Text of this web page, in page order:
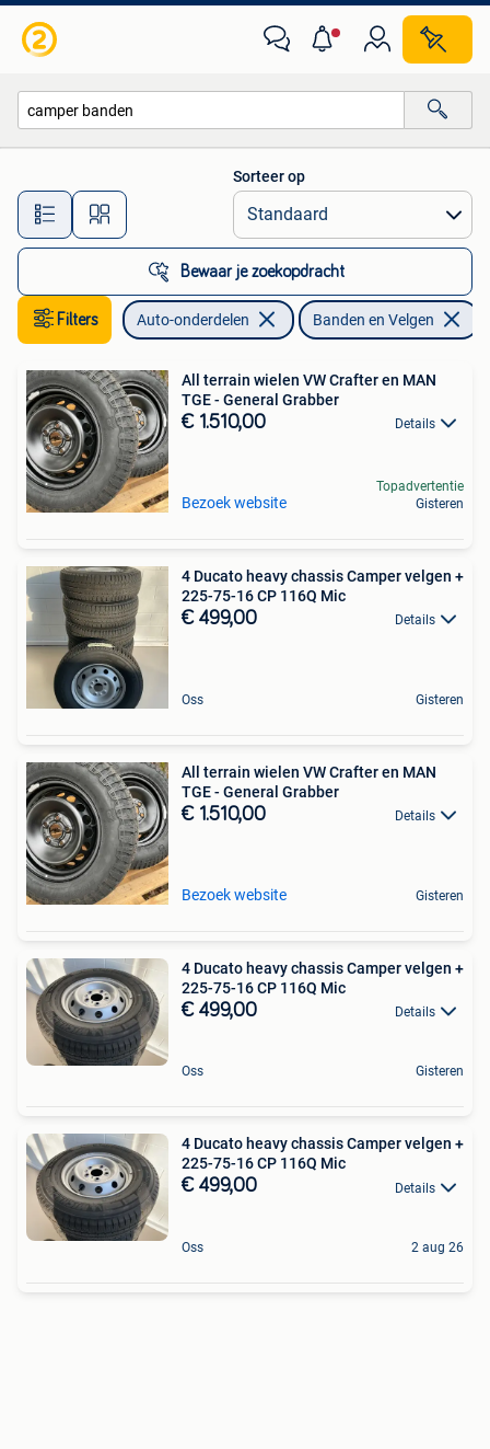
Alle afstanden…
Sorteer op
Bewaar je zoekopdracht
Filters Auto-onderdelen Banden en Velgen
All terrain wielen VW Crafter en MAN
TGE - General Grabber
€ 1.510,00 Details
Bezoek website
Topadvertentie
Gisteren
4 Ducato heavy chassis Camper velgen +
225-75-16 CP 116Q Mic
€ 499,00 Details
Oss Gisteren
All terrain wielen VW Crafter en MAN
TGE - General Grabber
€ 1.510,00 Details
Bezoek website Gisteren
4 Ducato heavy chassis Camper velgen +
225-75-16 CP 116Q Mic
€ 499,00 Details
Oss Gisteren
4 Ducato heavy chassis Camper velgen +
225-75-16 CP 116Q Mic
€ 499,00 Details
Oss 2 aug 26